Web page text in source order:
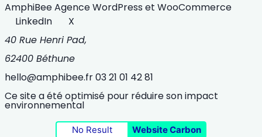
AmphiBeeAgence WordPress et WooCommerce
LinkedIn
X
40 Rue Henri Pad,
62400 Béthune
hello@amphibee.fr03 21 01 42 81
Ce site a été optimisé pour réduire son impact
environnemental
No Result Website Carbon